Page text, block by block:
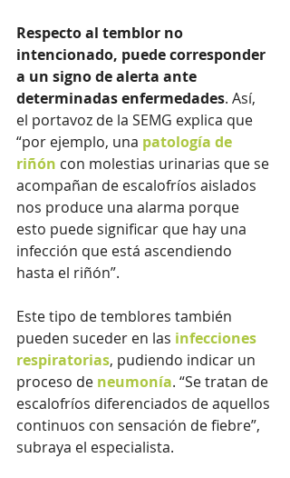
Respecto al temblor no
intencionado, puede corresponder
a un signo de alerta ante
determinadas enfermedades. Así,
el portavoz de la SEMG explica que
“por ejemplo, una patología de
riñón con molestias urinarias que se
acompañan de escalofríos aislados
nos produce una alarma porque
esto puede significar que hay una
infección que está ascendiendo
hasta el riñón”.
Este tipo de temblores también
pueden suceder en las infecciones
respiratorias, pudiendo indicar un
proceso de neumonía. “Se tratan de
escalofríos diferenciados de aquellos
continuos con sensación de fiebre”,
subraya el especialista.